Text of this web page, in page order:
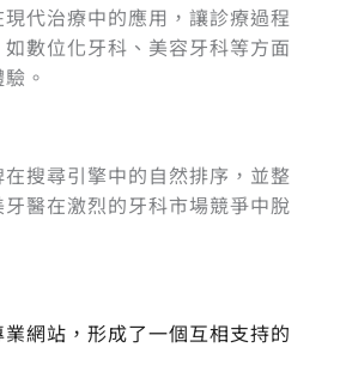
代治療中的應用，讓診療過程
數位化牙科、美容牙科等方面
。
搜尋引擎中的自然排序，並整
醫在激烈的牙科市場競爭中脫
網站，形成了一個互相支持的